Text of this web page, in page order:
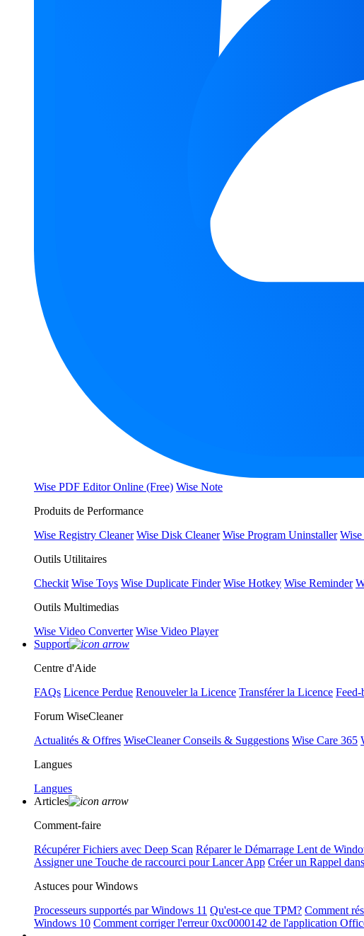
Wise PDF Editor Online (Free) Wise Note
Produits de Performance
Wise Registry Cleaner Wise Disk Cleaner Wise Program Uninstaller
Outils Utilitaires
Checkit Wise Toys Wise Duplicate Finder Wise Hotkey Wise Reminder
Outils Multimedias
Wise Video Converter Wise Video Player
Support
Centre d'Aide
FAQs Licence Perdue Renouveler la Licence Transférer la Licence Feed-
Forum WiseCleaner
Actualités & Offres WiseCleaner Conseils & Suggestions Wise Care 365
Langues
Langues
Articles
Comment-faire
Récupérer Fichiers avec Deep Scan Réparer le Démarrage Lent de
Assigner une Touche de raccourci pour Lancer App Créer un Rappel
Astuces pour Windows
Processeurs supportés par Windows 11 Qu'est-ce que TPM? Comment
Windows 10 Comment corriger l'erreur 0xc0000142 de l'application